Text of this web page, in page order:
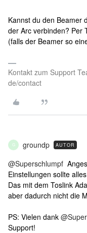
Kannst du den Beamer
der Arc verbinden? Per
(falls der Beamer so
Kontakt zum Support
de/contact
G groundp AUTOR
@Superschlumpf
Einstellungen sollte
Das mit dem Toslink
aber dadurch nicht die
PS: Vielen dank
Support!